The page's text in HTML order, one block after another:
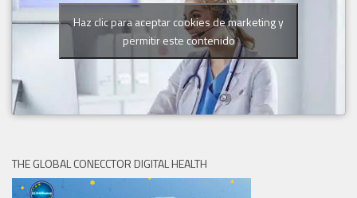
Haz clic para aceptar cookies de marketing y
permitir este contenido
THE GLOBAL CONECCTOR DIGITAL HEALTH